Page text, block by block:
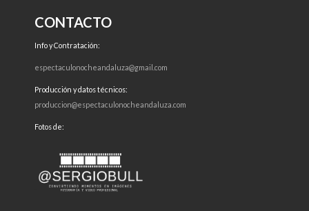
CONTACTO
Info y Contratación:
espectaculonocheandaluza@gmail.com
Producción y datos técnicos:
produccion@espectaculonocheandaluza.com
Fotos de: